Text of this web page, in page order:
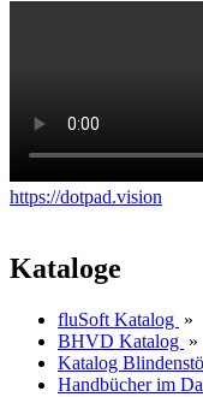
https://dotpad.vision
Kataloge
fluSoft Katalog »
BHVD Katalog »
Katalog
Handbücher im